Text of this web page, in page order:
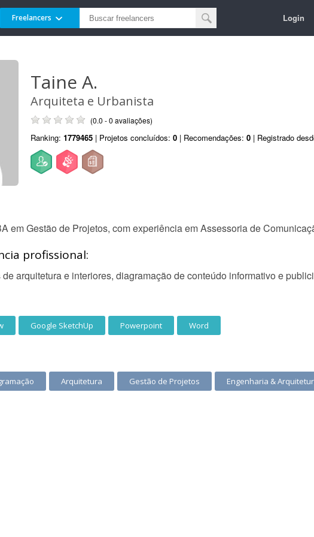
Freelancers Login
Taine A.
Arquiteta e Urbanista
(0.0 - 0 avaliações)
Ranking: 1779465 | Projetos concluídos: 0 | Recomendações: 0 | Registrado
em Gestão de Projetos, com experiência em Assessoria de
profissional:
arquitetura e interiores, diagramação de conteúdo informativo e
Google SketchUp Powerpoint Word
Arquitetura Gestão de Projetos Engenharia &